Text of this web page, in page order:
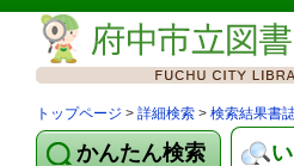
トップページ > 詳細検索 > 検索結果書
かんたん検索